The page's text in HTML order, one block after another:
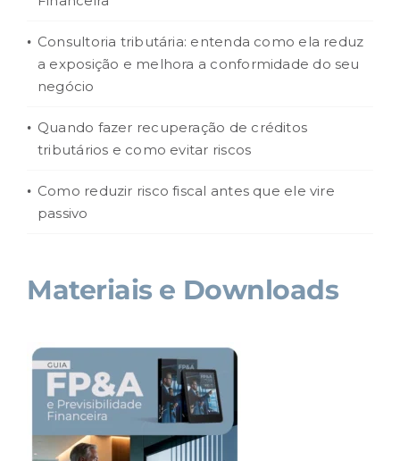
Consultoria tributária: entenda como ela reduz
a exposição e melhora a conformidade do seu
negócio
Quando fazer recuperação de créditos
tributários e como evitar riscos
Como reduzir risco fiscal antes que ele vire
passivo
Materiais e Downloads